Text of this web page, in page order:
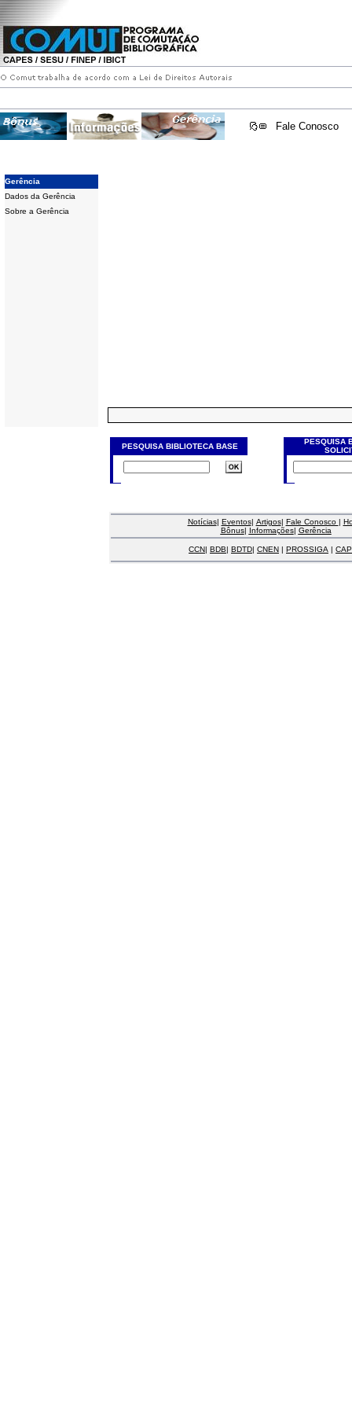
Fale Conosco
Gerência
Dados da Gerência
Sobre a Gerência
PESQUISA BIBLIOTECA BASE
PESQUISA
Notícias| Eventos| Artigos| Fale Conosco |
Bônus| Informações| Gerência
CCN| BDB| BDTD| CNEN | PROSSIGA |